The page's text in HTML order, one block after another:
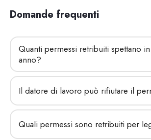
Domande frequenti
Quanti permessi retribuiti spettano
anno?
Il datore di lavoro può rifiutare il
Quali permessi sono retribuiti per